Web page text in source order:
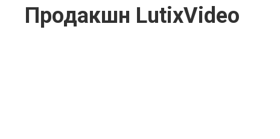
Продакшн LutixVideo